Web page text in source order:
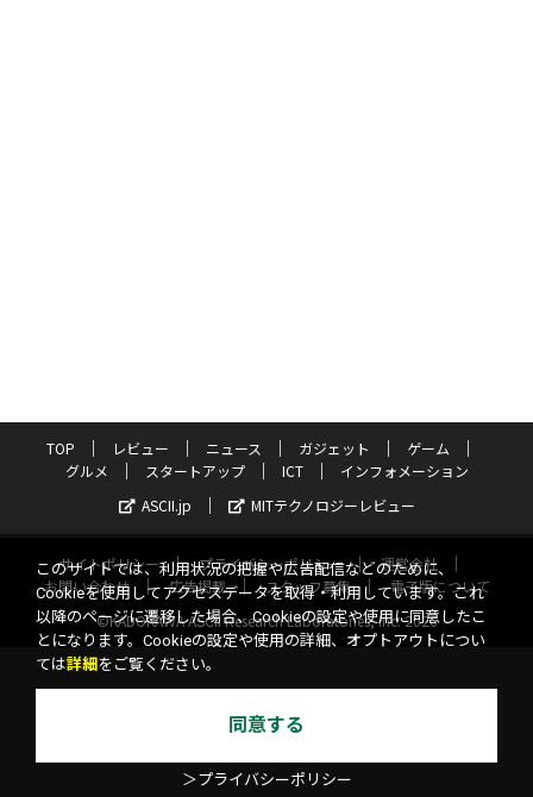
TOP レビュー ニュース ガジェット
ゲーム
グルメ
スタートアップ ICT
インフォメーション
ASCII.jp
MITテクノロジーレビュー
サイトポリシー プライバシーポリシー
運営会社
お問い合わせ
広告掲載 スタッフ募集
電子版について
©KADOKAWA ASCII Research Laboratories, Inc. 2026
このサイトでは、利用状況の把握や広告配信などのために、
Cookieを使用してアクセスデータを取得・利用しています。これ
以降のページに遷移した場合、Cookieの設定や使用に同意したこ
とになります。Cookieの設定や使用の詳細、オプトアウトについ
ては詳細 をご覧ください。
同意する
＞プライバシーポリシー